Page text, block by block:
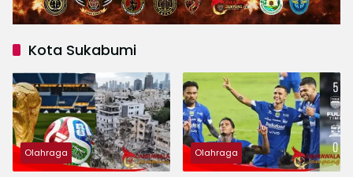
Kota Sukabumi
Olahraga Olahraga